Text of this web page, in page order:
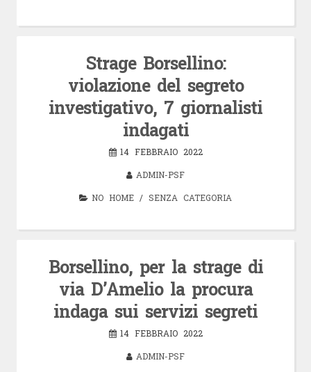
Strage Borsellino:
violazione del segreto
investigativo, 7 giornalisti
indagati
14 FEBBRAIO 2022
ADMIN-PSF
NO HOME / SENZA CATEGORIA
Borsellino, per la strage di
via D’Amelio la procura
indaga sui servizi segreti
14 FEBBRAIO 2022
ADMIN-PSF